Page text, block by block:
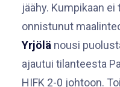
jäähy. Kumpikaan
onnistunut
Yrjölä nousi
ajautui tilanteesta
HIFK 2-0 johtoon.